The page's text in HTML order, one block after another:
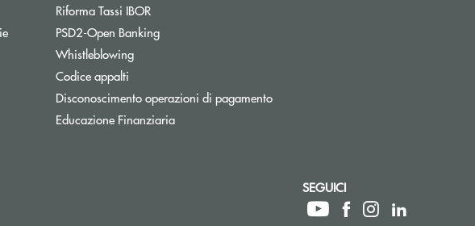
una nuova finestra
nuova finestra
Riforma Tassi IBORApre una nuova finestra
PSD2-Open BankingApre una nuova finestra
Whistleblowing
Codice appalti
Disconoscimento operazioni di pagamento
Educazione Finanziaria
l’app di posta elettronica)
SEGUICI